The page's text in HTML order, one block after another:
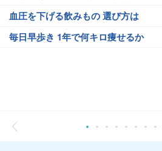
血圧を下げる飲みもの 選び方は
毎日早歩き 1年で何キロ痩せるか